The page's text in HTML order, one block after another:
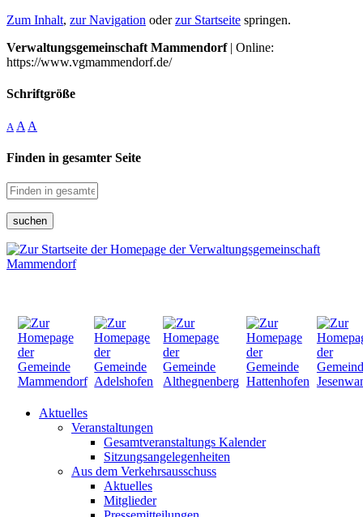
Zum Inhalt, zur Navigation oderzur Startseite springen.
Verwaltungsgemeinschaft Mammendorf| Online:
https://www.vgmammendorf.de/
Schriftgröße
A A A
Finden in gesamter Seite
suchen
Aktuelles
Veranstaltungen
Gesamtveranstaltungs Kalender
Sitzungsangelegenheiten
Aus dem Verkehrsausschuss
Aktuelles
Mitglieder